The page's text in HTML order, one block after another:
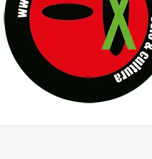
D’BALDOMEROS
MARSHALL FLASH
JOFRE BARDAGÍ EN